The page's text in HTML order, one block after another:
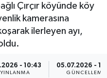
Çırçır köyünde köy
kamerasına
ilerleyen ayı,
- 10:43 05.07.2026 -
GÜNCELLEME